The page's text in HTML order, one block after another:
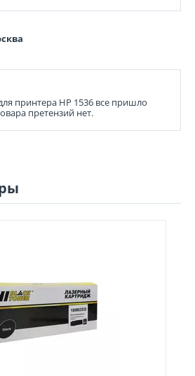
принтера HP 1536 все пришло
претензий нет.